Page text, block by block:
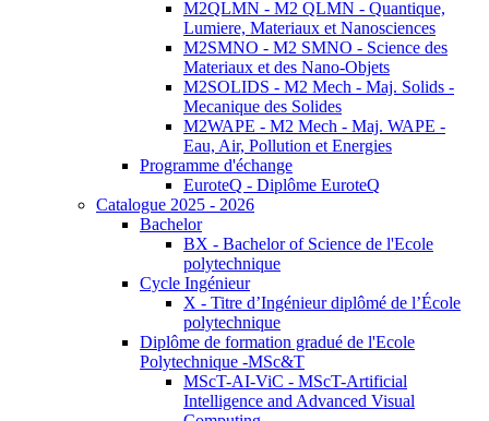
M2QLMN - M2 QLMN - Quantique,
Lumiere, Materiaux et Nanosciences
M2SMNO - M2 SMNO - Science des
Materiaux et des Nano-Objets
M2SOLIDS - M2 Mech - Maj. Solids -
Mecanique des Solides
M2WAPE - M2 Mech - Maj. WAPE -
Eau, Air, Pollution et Energies
Programme d'échange
EuroteQ - Diplôme EuroteQ
Catalogue 2025 - 2026
Bachelor
BX - Bachelor of Science de l'Ecole
polytechnique
Cycle Ingénieur
X - Titre d’Ingénieur diplômé de l’École
polytechnique
Diplôme de formation gradué de l'Ecole
Polytechnique -MSc&T
MScT-AI-ViC - MScT-Artificial
Intelligence and Advanced Visual